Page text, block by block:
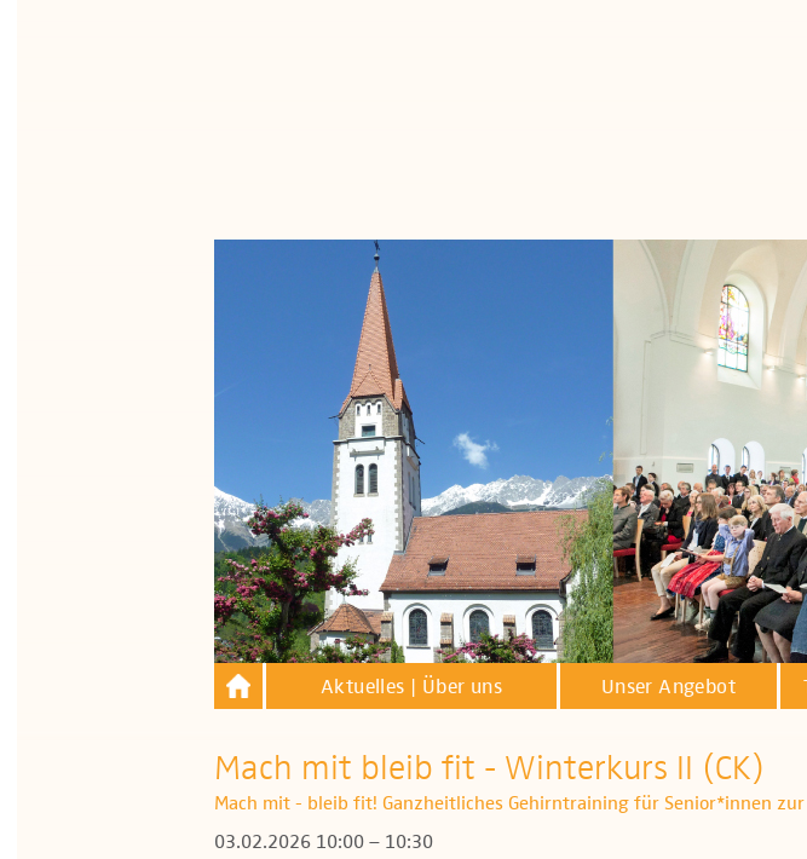
Aktuelles | Über uns Unser Angebot
Mach mit bleib fit - Winterkurs II (CK)
Mach mit - bleib fit! Ganzheitliches Gehirntraining für Senior*innen
03.02.2026 10:00 – 10:30